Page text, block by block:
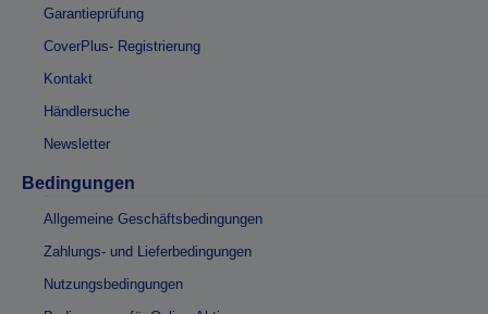
Garantieprüfung
CoverPlus- Registrierung
Kontakt
Händlersuche
Newsletter
Bedingungen
Allgemeine Geschäftsbedingungen
Zahlungs- und Lieferbedingungen
Nutzungsbedingungen